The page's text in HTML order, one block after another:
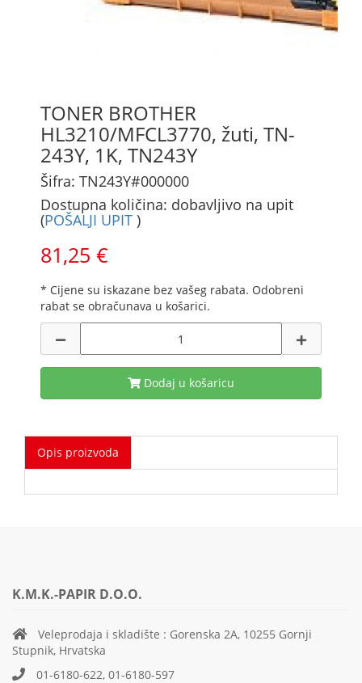
TONER BROTHER
HL3210/MFCL3770, žuti, TN-
243Y, 1K, TN243Y
Šifra: TN243Y#000000
Dostupna količina: dobavljivo na upit
(POŠALJI UPIT )
81,25 €
* Cijene su iskazane bez vašeg rabata. Odobreni
rabat se obračunava u košarici.
Dodaj u košaricu
Opis proizvoda
K.M.K.-PAPIR D.O.O.
Veleprodaja i skladište : Gorenska 2A, 10255 Gornji
Stupnik, Hrvatska
01-6180-622, 01-6180-597